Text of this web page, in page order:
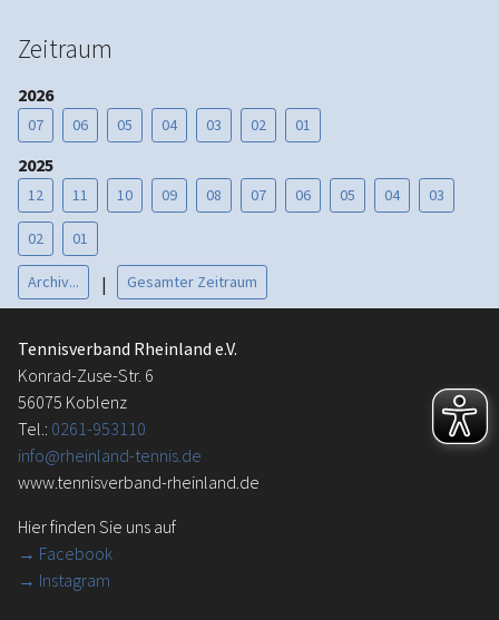
Zeitraum
2026
07 06 05 04 03 02 01
2025
12 11 10 09 08 07 06 05 04 03
02 01
Archiv... | Gesamter Zeitraum
Tennisverband Rheinland e.V.
Konrad-Zuse-Str. 6
56075 Koblenz
Tel.: 0261-953110
info@rheinland-tennis.de
www.tennisverband-rheinland.de
Hier finden Sie uns auf
→ Facebook
→ Instagram